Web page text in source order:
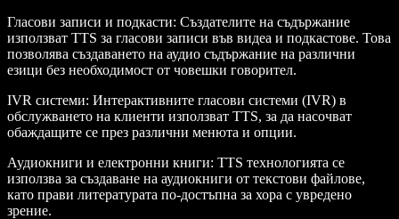
Гласови записи и подкасти: Създателите на съдържание
използват TTS за гласови записи във видеа и подкастове. Това
позволява създаването на аудио съдържание на различни
езици без необходимост от човешки говорител.
IVR системи: Интерактивните гласови системи (IVR) в
обслужването на клиенти използват TTS, за да насочват
обаждащите се през различни менюта и опции.
Аудиокниги и електронни книги: TTS технологията се
използва за създаване на аудиокниги от текстови файлове,
като прави литературата по-достъпна за хора с увредено
зрение.